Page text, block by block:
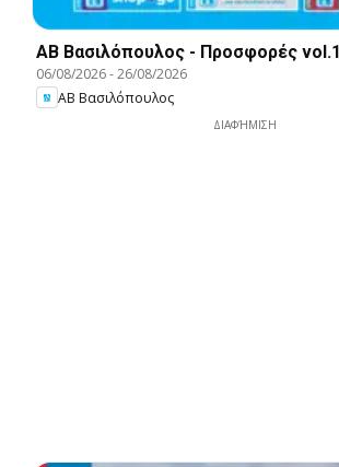
ΑΒ Βασιλόπουλος - Προσφορές vol.1
06/08/2026-26/08/2026
ΑΒ Βασιλόπουλος
ΔΙΑΦΉΜΙΣΗ